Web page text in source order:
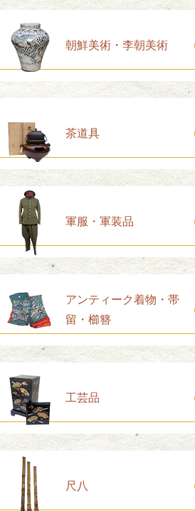
朝鮮美術・李朝美術
茶道具
軍服・軍装品
アンティーク着物・帯
留・櫛簪
工芸品
尺八